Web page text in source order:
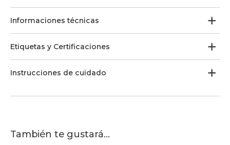
Informaciones técnicas
Etiquetas y Certificaciones
Instrucciones de cuidado
También te gustará...